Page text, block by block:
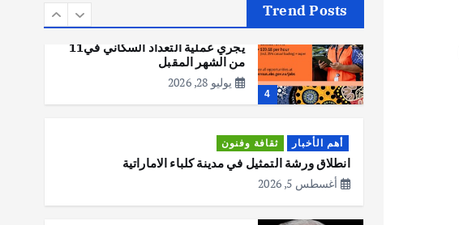
Trend Posts
4
مكتب الإحصاءات الأسترالي (ABS)
يجري عملية التعداد السكاني في11
من الشهر المقبل
يوليو 28, 2026
أهم الأخبار ثقافة وفنون
انطلاق ورشة التمثيل في مدينة كلباء الاماراتية
أغسطس 5, 2026